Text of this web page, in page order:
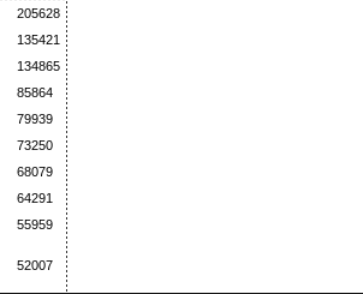
205628
135421
134865
85864
79939
73250
68079
64291
55959
52007